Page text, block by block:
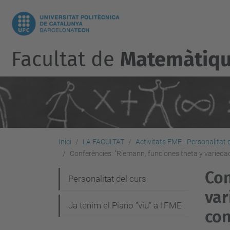
Facultat de
Inici LA FACULTAT Activitats FME - Personalitat
Conferències: "Riemann, funciones theta y
a
v
Personalitat del curs
Ja tenim el Piano "viu" a l'FME